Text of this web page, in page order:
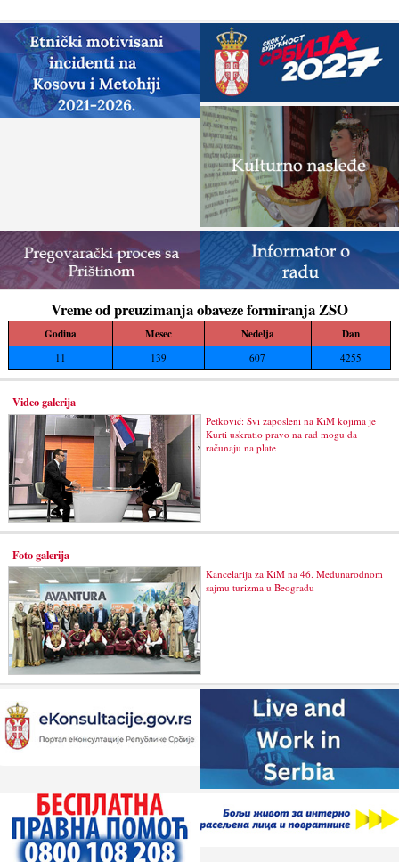
građevinskih...
Vreme od preuzimanja obaveze formiranja ZSO
Godina Mesec Nedelja Dan
11 139 607 4255
Video galerija
Petković: Svi zaposleni na KiM kojima je
Kurti uskratio pravo na rad mogu da
računaju na plate
Foto galerija
Kancelarija za KiM na 46. Međunarodnom
sajmu turizma u Beogradu